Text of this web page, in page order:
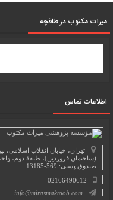
میرات مکتوب در طاقچه
اطلاعات تماس
صندوق پستی: 569-13185
02166490612
info@mirasmaktoob.com